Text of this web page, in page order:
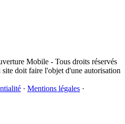
Mobile - Tous droits réservés
doit faire l'objet d'une autorisation
· Mentions légales ·